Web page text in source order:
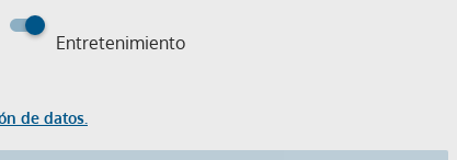
Entretenimiento
de datos.